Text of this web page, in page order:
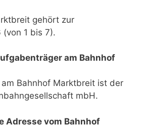
gehört zur
(von 1 bis 7).
am Bahnhof
Bahnhof Marktbreit ist der
mbH.
Adresse vom Bahnhof